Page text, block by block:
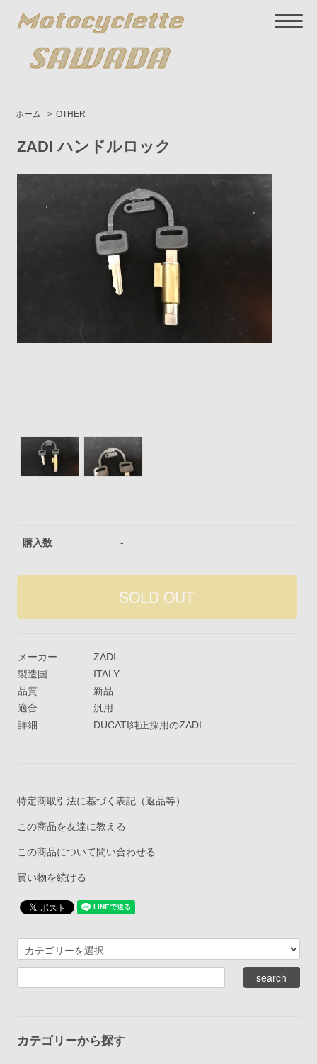
ホーム > OTHER
ZADI ハンドルロック
購入数 -
メーカー
ZADI
製造国
ITALY
品質
新品
適合
汎用
詳細
DUCATI純正採用のZADI
特定商取引法に基づく表記（返品等）
この商品を友達に教える
この商品について問い合わせる
買い物を続ける
カテゴリーから探す